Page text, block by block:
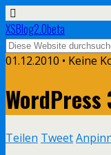
XSBlog2.0beta
01.12.2010 • Keine
Teilen Tweet